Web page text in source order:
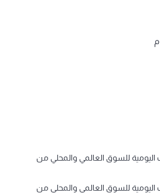
للسوق العالمي والمحلي من
للسوق العالمي والمحلي من